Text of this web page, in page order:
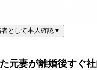
として本人確認▼
元妻が離婚後すぐ